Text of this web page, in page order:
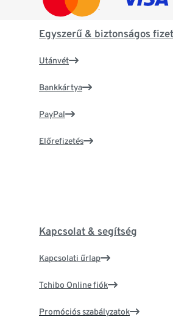
Egyszerű & biztonságos
Utánvét
Bankkártya
PayPal
Előrefizetés
Kapcsolat & segítség
Kapcsolati űrlap
Tchibo Online fiók
Promóciós szabályzatok